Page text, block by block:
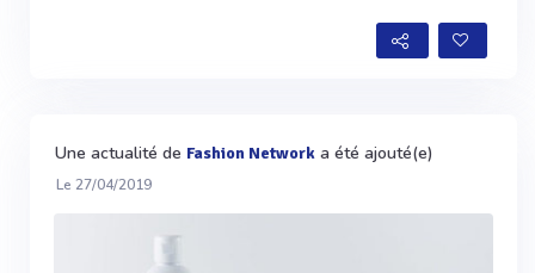
Une actualité de Fashion Network a été ajouté(e)
Le 27/04/2019